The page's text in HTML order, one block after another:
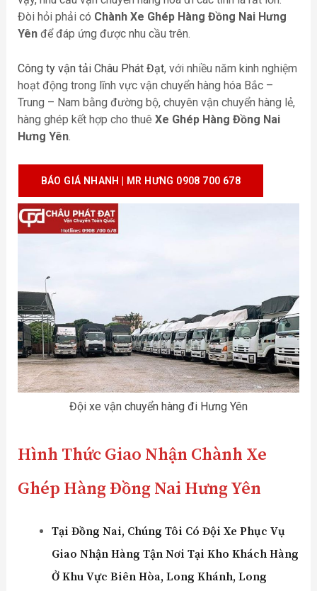
Đòi hỏi phải có Chành Xe Ghép Hàng Đồng Nai Hưng
Yênđể đáp ứng được nhu cầu trên.
Công ty vận tải Châu Phát Đạt, với nhiều năm kinh nghiệm
hoạt động trong lĩnh vực vận chuyển hàng hóa Bắc –
Trung – Nam bằng đường bộ, chuyên vận chuyển hàng lẻ,
hàng ghép kết hợp cho thuê Xe Ghép Hàng Đồng Nai
Hưng Yên.
BÁO GIÁ NHANH | MR HƯNG 0908 700 678
Đội xe vận chuyển hàng đi Hưng Yên
Hình Thức Giao Nhận Chành Xe
Ghép Hàng Đồng Nai Hưng Yên
Tại Đồng Nai, Chúng Tôi Có Đội Xe Phục Vụ
Giao Nhận Hàng Tận Nơi Tại Kho Khách Hàng
Ở Khu Vực Biên Hòa, Long Khánh, Long